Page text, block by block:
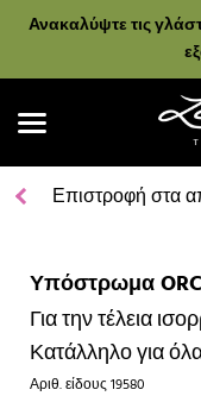
Ανακαλύψτε τις
Επιστροφή στα
Υπόστρωμα
Για την τέλεια
Κατάλληλο για
Αριθ. είδους19580